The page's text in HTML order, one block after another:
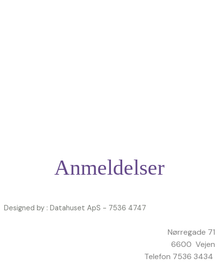
Anmeldelser
Designed by : Datahuset ApS - 7536 4747
Nørregade 71
6600 Vejen
Telefon 7536 3434